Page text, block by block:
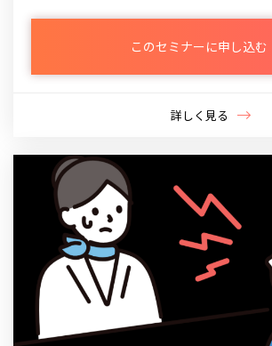
このセミナーに申し込む
詳しく見る